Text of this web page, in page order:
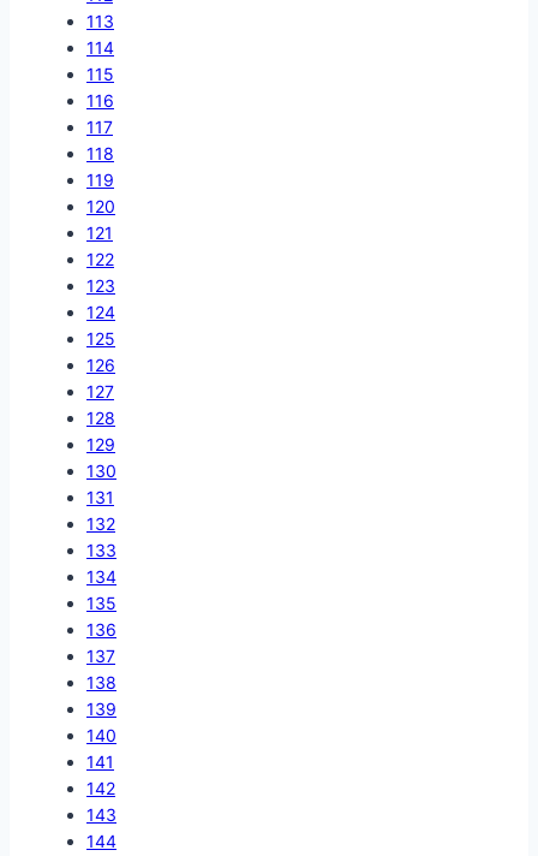
113
114
115
116
117
118
119
120
121
122
123
124
125
126
127
128
129
130
131
132
133
134
135
136
137
138
139
140
141
142
143
144